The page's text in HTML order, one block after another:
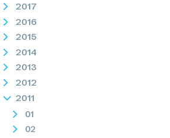
2017
2016
2015
2014
2013
2012
2011
01
02